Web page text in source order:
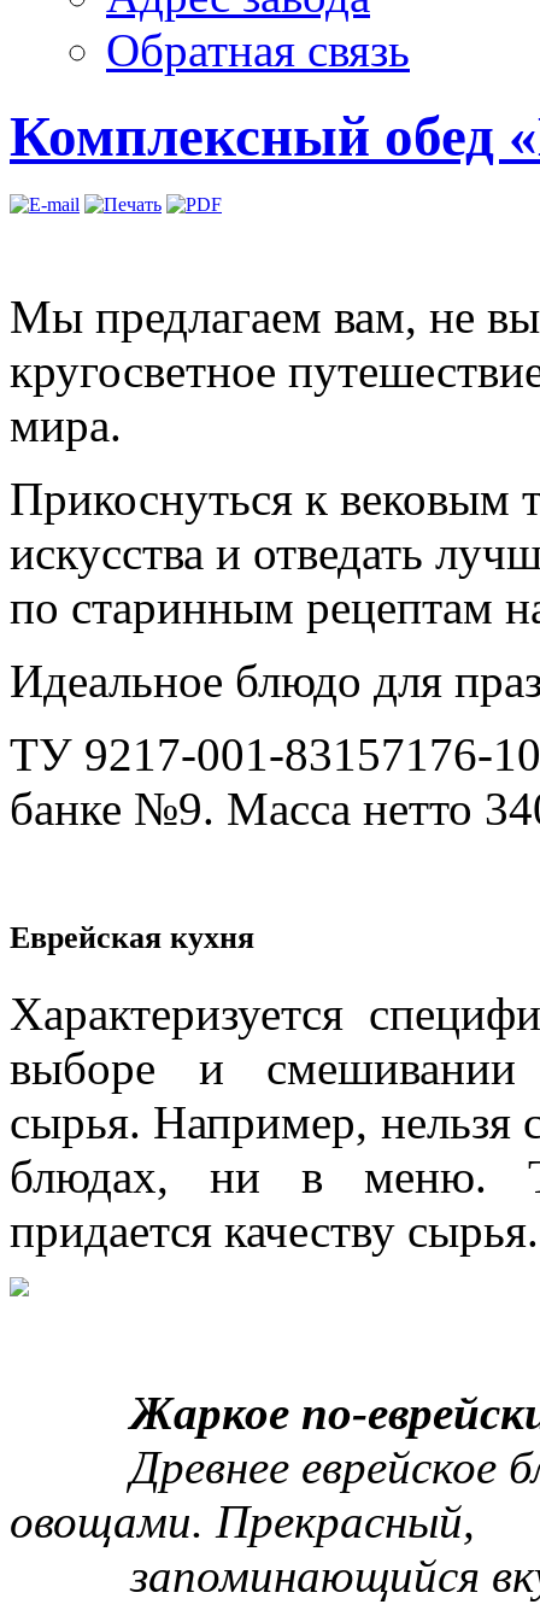
Обратная связь
Комплексный обед
Мы предлагаем вам, не
кругосветное
мира.
Прикоснуться к вековым
искусства и отведать
по старинным рецептам
Идеальное блюдо для
ТУ 9217-001-83157176-
банке №9. Масса нетто
Еврейская кухня
Характеризуется
выборе и смешивании
сырья. Например, нельзя
блюдах, ни в меню.
придается качеству сырья.
Жаркое по-
Древнее еврейское
овощами. Прекрасный,
запоминающийся